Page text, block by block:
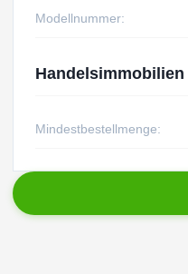
Modellnummer:
Handelsimmobilien
Mindestbestellmenge: